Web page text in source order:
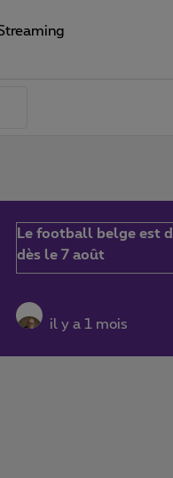
Le football belge est
dès le 7 août
il y a 1 mois